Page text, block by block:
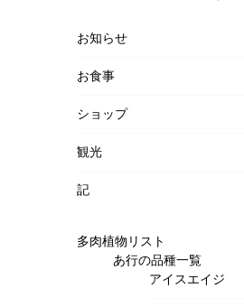
お知らせ
お食事
ショップ
観光
記
多肉植物リスト
あ行の品種一覧
アイスエイジ